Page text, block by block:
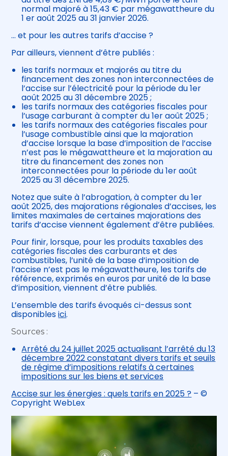
normal majoré à 15,43 € par mégawattheure du
1 er août 2025 au 31 janvier 2026.
… et pour les autres tarifs d’accise ?
Par ailleurs, viennent d’être publiés :
les tarifs normaux et majorés au titre du
financement des zones non interconnectées de
l’accise sur l’électricité pour la période du 1er
août 2025 au 31 décembre 2025 ;
les tarifs normaux des catégories fiscales pour
l’usage carburant à compter du 1er août 2025 ;
les tarifs normaux des catégories fiscales pour
l’usage combustible ainsi que la majoration
d’accise lorsque la base d’imposition de l’accise
n’est pas le mégawattheure et la majoration au
titre du financement des zones non
interconnectées pour la période du 1er août
2025 au 31 décembre 2025.
Notez que suite à l’abrogation, à compter du 1er
août 2025, des majorations régionales d’accises, les
limites maximales de certaines majorations des
tarifs d’accise viennent également d’être publiées.
Pour finir, lorsque, pour les produits taxables des
catégories fiscales des carburants et des
combustibles, l’unité de la base d’imposition de
l’accise n’est pas le mégawattheure, les tarifs de
référence, exprimés en euros par unité de la base
d’imposition, viennent d’être publiés.
L’ensemble des tarifs évoqués ci-dessus sont
disponiblesici.
Sources :
Arrêté du 24 juillet 2025 actualisant l’arrêté du 13
décembre 2022 constatant divers tarifs et seuils
de régime d’impositions relatifs à certaines
impositions sur les biens et services
Accise sur les énergies : quels tarifs en 2025 ? – ©
Copyright WebLex